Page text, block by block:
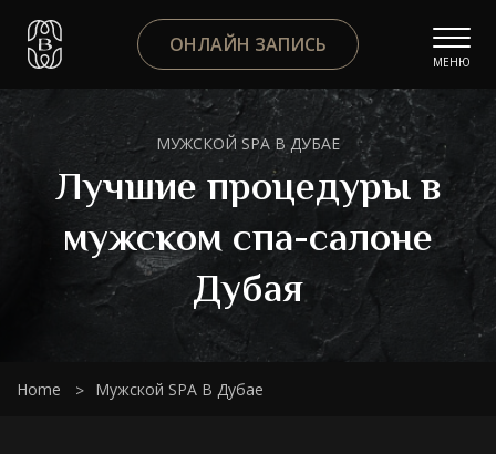
ОНЛАЙН ЗАПИСЬ
МЕНЮ
МУЖСКОЙ SPA В ДУБАЕ
Лучшие процедуры в
мужском спа-салоне
Дубая
Home Мужской SPA В Дубае